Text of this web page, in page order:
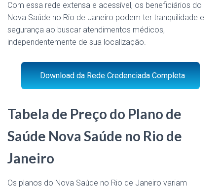
Com essa rede extensa e acessível, os beneficiários do
Nova Saúde no Rio de Janeiro podem ter tranquilidade e
segurança ao buscar atendimentos médicos,
independentemente de sua localização.
Download da Rede Credenciada Completa
Tabela de Preço do Plano de
Saúde Nova Saúde no Rio de
Janeiro
Os planos do Nova Saúde no Rio de Janeiro variam